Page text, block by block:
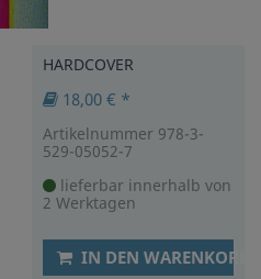
HARDCOVER
18,00 € *
Artikelnummer 978-3-
529-05052-7
lieferbar innerhalb von
2 Werktagen
IN DEN WARENKORB